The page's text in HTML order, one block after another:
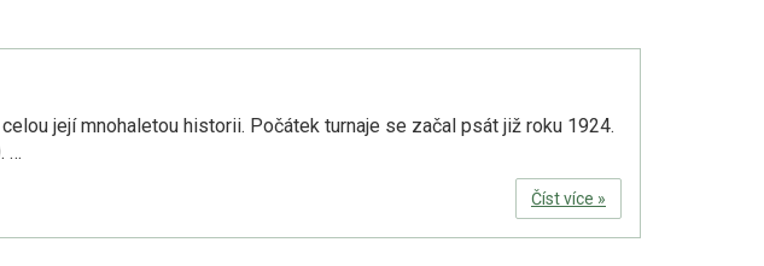
její mnohaletou historii. Počátek turnaje se začal psát již roku 1924.
…
Číst více »